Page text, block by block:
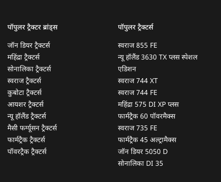
पॉपुलर ट्रैक्टर ब्रांड्स
जॉन डियर ट्रैक्टर्स
महिंद्रा ट्रैक्टर्स
सोनालिका ट्रैक्टर्स
स्वराज ट्रैक्टर्स
कुबोटा ट्रैक्टर्स
आयशर ट्रैक्टर्स
न्यू हॉलैंड ट्रैक्टर्स
मैसी फर्ग्यूसन ट्रैक्टर्स
फार्मट्रैक ट्रैक्टर्स
पॉवरट्रैक ट्रैक्टर्स
पॉपुलर ट्रैक्टर्स
स्वराज 855 FE
न्यू हॉलैंड 3630 TX प्लस स्पेशल
एडिशन
स्वराज 744 XT
स्वराज 744 FE
महिंद्रा 575 DI XP प्लस
फार्मट्रैक 60 पॉवरमैक्स
स्वराज 735 FE
फार्मट्रैक 45 अल्ट्रामैक्स
जॉन डियर 5050 D
सोनालिका DI 35